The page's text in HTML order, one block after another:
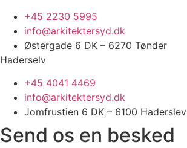
+45 2230 5995
info@arkitektersyd.dk
Østergade 6 DK – 6270 Tønder
Haderselv
+45 4041 4469
info@arkitektersyd.dk
Jomfrustien 6 DK – 6100 Haderslev
Send os en besked